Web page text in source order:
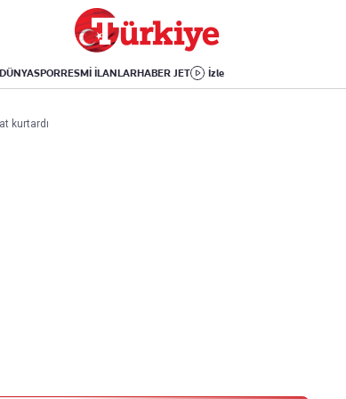
SPORRESMİ İLANLARHABER JET İzle
Yaşam
Sağlık
Yemek
Kitap
kurtardı